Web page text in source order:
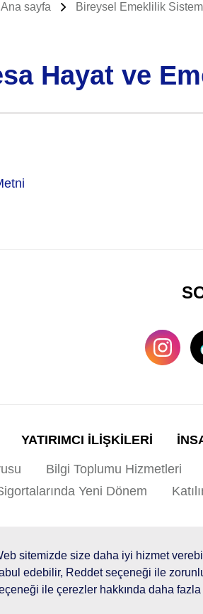
sitemizde size daha iyi hizmet
edebilir, Reddet seçeneği ile
ile çerezler hakkında daha
Ana sayfa Bireysel Emeklilik
Hayat ve
YATIRIMCI İLİŞKİLERİ
Bilgi Toplumu Hizmetleri
Yeni Dönem